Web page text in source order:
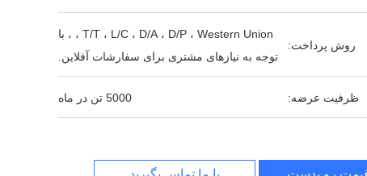
روش پرداخت:
T/T ، L/C ، D/A ، D/P ، Western Union ، ، با
توجه به نیازهای مشتری برای سفارشات آفلاین.
ظرفیت عرضه: 5000 تن در ماه